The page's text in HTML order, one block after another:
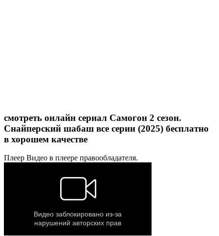
смотреть онлайн сериал Самогон 2 сезон.
Снайперский шабаш все серии (2025) бесплатно
в хорошем качестве
Плеер Видео в плеере правообладателя.